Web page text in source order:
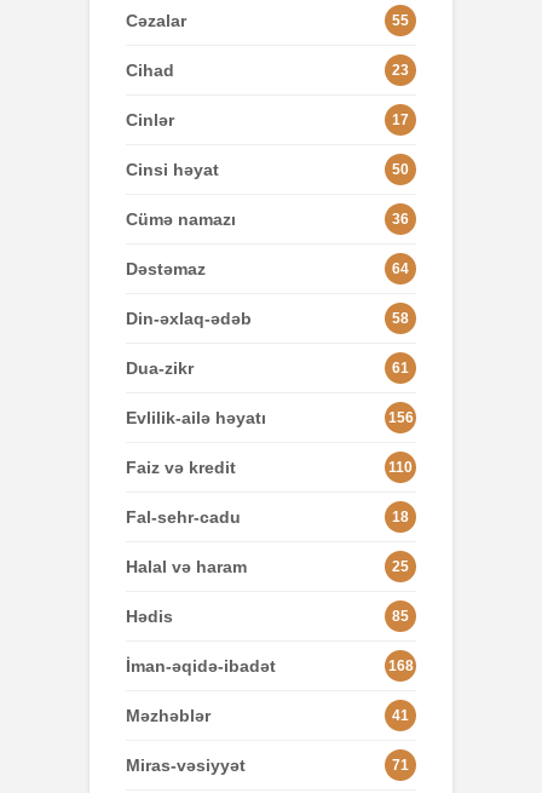
Cəzalar 55
Cihad 23
Cinlər 17
Cinsi həyat 50
Cümə namazı 36
Dəstəmaz 64
Din-əxlaq-ədəb 58
Dua-zikr 61
Evlilik-ailə həyatı 156
Faiz və kredit 110
Fal-sehr-cadu 18
Halal və haram 25
Hədis 85
İman-əqidə-ibadət 168
Məzhəblər 41
Miras-vəsiyyət 71